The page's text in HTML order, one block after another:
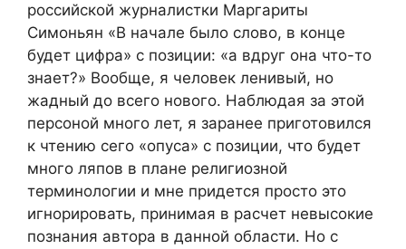
российской журналистки Маргариты
Симоньян «В начале было слово, в конце
будет цифра» с позиции: «а вдруг она что-то
знает?» Вообще, я человек ленивый, но
жадный до всего нового. Наблюдая за этой
персоной много лет, я заранее приготовился
к чтению сего «опуса» с позиции, что будет
много ляпов в плане религиозной
терминологии и мне придется просто это
игнорировать, принимая в расчет невысокие
познания автора в данной области. Но с